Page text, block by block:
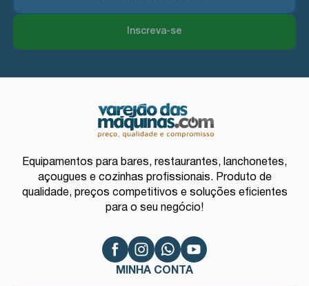
Inscreva-se
Equipamentos para bares, restaurantes, lanchonetes,
açougues e cozinhas profissionais. Produto de
qualidade, preços competitivos e soluções eficientes
para o seu negócio!
MINHA CONTA